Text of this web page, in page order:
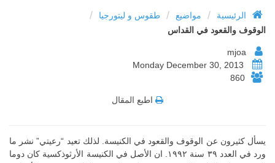
الرئيسية / مواضيع / طقوس و ليتورجيا /
الوقوف والقعود في القداس
860
اطبع المقال
يسأل كثيرون عن الوقوف والقعود في الكنيسة. لذلك تعيد “رعيتي” نشر ما
ورد في العدد ٣٩ سنة ١٩٩٢. ان الأصل في الكنيسة الأرثوذكسية كان دوما